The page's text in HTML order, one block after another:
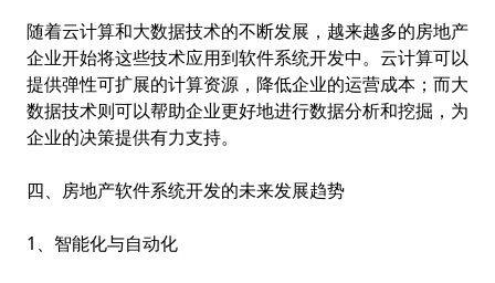
随着云计算和大数据技术的不断发展，越来越多的房地产
企业开始将这些技术应用到软件系统开发中。云计算可以
提供弹性可扩展的计算资源，降低企业的运营成本；而大
数据技术则可以帮助企业更好地进行数据分析和挖掘，为
企业的决策提供有力支持。
四、房地产软件系统开发的未来发展趋势
1、智能化与自动化